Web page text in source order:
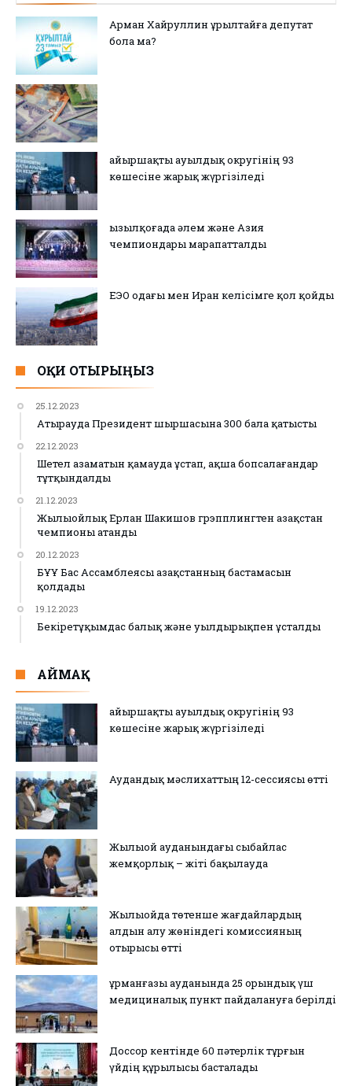
Арман Хайруллин Құрылтайға депутат
бола ма?
Қайыршақты ауылдық округінің 93
көшесіне жарық жүргізіледі
Қызылқоғада әлем және Азия
чемпиондары марапатталды
ЕЭО одағы мен Иран келісімге қол қойды
ОҚИ ОТЫРЫҢЫЗ
25.12.2023
Атырауда Президент шыршасына 300 бала қатысты
22.12.2023
Шетел азаматын қамауда ұстап, ақша бопсалағандар
тұтқындалды
21.12.2023
Жылыойлық Ерлан Шакишов грэпплингтен Қазақстан
чемпионы атанды
20.12.2023
БҰҰ Бас Ассамблеясы Қазақстанның бастамасын
қолдады
19.12.2023
Бекіретұқымдас балық және уылдырықпен ұсталды
АЙМАҚ
Қайыршақты ауылдық округінің 93
көшесіне жарық жүргізіледі
Аудандық мәслихаттың 12-сессиясы өтті
Жылыой ауданындағы сыбайлас
жемқорлық – жіті бақылауда
Жылыойда төтенше жағдайлардың
алдын алу жөніндегі комиссияның
отырысы өтті
Құрманғазы ауданында 25 орындық үш
медициналық пункт пайдалануға берілді
Доссор кентінде 60 пәтерлік тұрғын
үйдің құрылысы басталады